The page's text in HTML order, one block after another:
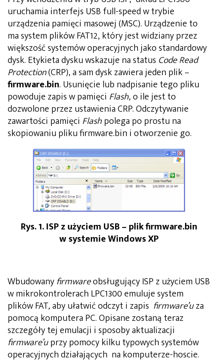
uruchamia interfejs USB full-speed w trybie
urządzenia pamięci masowej (MSC). Urządzenie to
ma system plików FAT12, który jest widziany przez
większość systemów operacyjnych jako standardowy
dysk. Etykieta dysku wskazuje na status Code Read
Protection(CRP), a sam dysk zawiera jeden plik –
firmware.bin. Usunięcie lub nadpisanie tego pliku
powoduje zapis w pamięci Flash, o ile jest to
dozwolone przez ustawienia CRP. Odczytywanie
zawartości pamięci Flashpolega po prostu na
skopiowaniu pliku firmware.bin i otworzenie go.
Rys. 1. ISP z użyciem USB – plik firmware.bin
w systemie Windows XP
Wbudowanyfirmwareobsługujący ISP z użyciem USB
w mikrokontrolerach LPC1300 emuluje system
plików FAT, aby ułatwić odczyt i zapis firmware’uza
pomocą komputera PC. Opisane zostaną teraz
szczegóły tej emulacji i sposoby aktualizacji
firmware’uprzy pomocy kilku typowych systemów
operacyjnych działających na komputerze-hoscie.